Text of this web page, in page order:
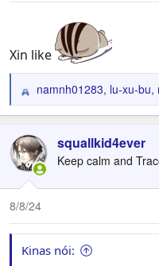
Xin like
R
e
c
t
i
o
n
:
namnh01283, lu-xu-bu,
squallkid4ever
Keep calm and
8/8/24
Kinas nói: